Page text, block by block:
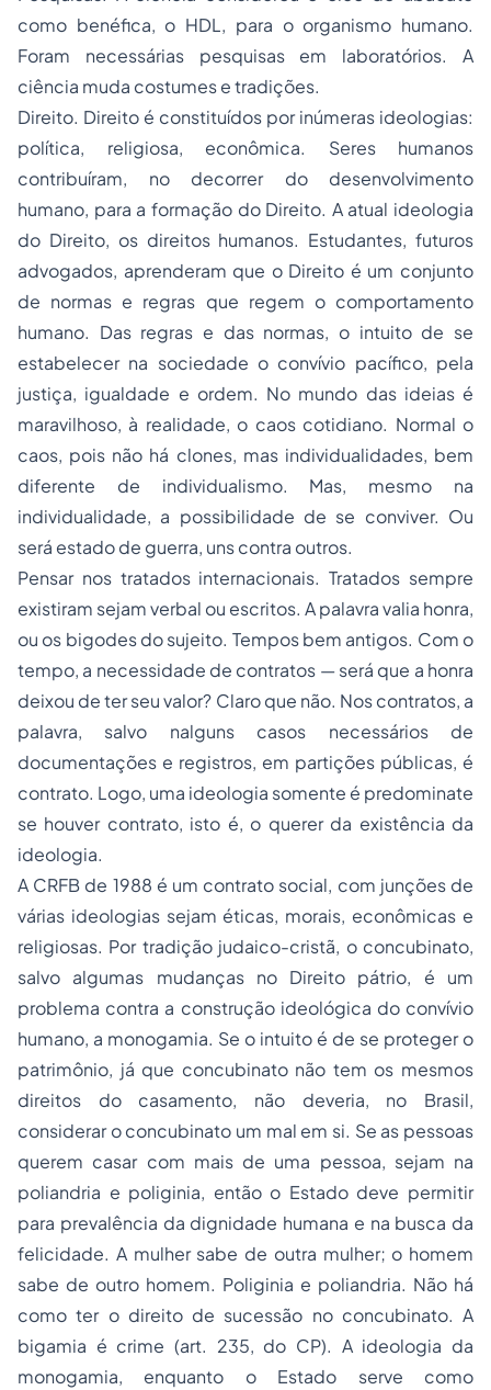
como benéfica, o HDL, para o organismo humano.
Foram necessárias pesquisas em laboratórios. A
ciência muda costumes e tradições.
Direito. Direito é constituídos por inúmeras ideologias:
política, religiosa, econômica. Seres humanos
contribuíram, no decorrer do desenvolvimento
humano, para a formação do Direito. A atual ideologia
do Direito, os direitos humanos. Estudantes, futuros
advogados, aprenderam que o Direito é um conjunto
de normas e regras que regem o comportamento
humano. Das regras e das normas, o intuito de se
estabelecer na sociedade o convívio pacífico, pela
justiça, igualdade e ordem. No mundo das ideiasé
maravilhoso, à realidade, o caos cotidiano. Normal o
caos, pois não há clones, mas individualidades, bem
diferente de individualismo. Mas, mesmo na
individualidade, a possibilidade de se conviver. Ou
será estado de guerra, uns contra outros.
Pensar nos tratados internacionais. Tratados sempre
existiram sejam verbal ou escritos. A palavra valia honra,
ou os bigodes do sujeito. Tempos bem antigos. Com o
tempo, a necessidade de contratos — será que a honra
deixou de ter seu valor? Claro que não. Nos contratos, a
palavra, salvo nalguns casos necessários de
documentações e registros, em partições públicas, é
contrato. Logo, uma ideologia somente é predominate
se houver contrato, isto é, o querer da existência da
ideologia.
A CRFB de 1988 é um contrato social, com junções de
várias ideologias sejam éticas, morais, econômicas e
religiosas. Por tradição judaico-cristã, o concubinato,
salvo algumas mudanças no Direito pátrio, é um
problema contra a construção ideológica do convívio
humano, a monogamia. Se o intuito é de se proteger o
patrimônio, já que concubinato não tem os mesmos
direitos do casamento, não deveria, no Brasil,
considerar o concubinato um mal em si. Se as pessoas
querem casar com mais de uma pessoa, sejam na
poliandria e poliginia, então o Estado deve permitir
para prevalência da dignidade humana e na busca da
felicidade. A mulher sabe de outra mulher; o homem
sabe de outro homem. Poliginia e poliandria. Não há
como ter o direito de sucessão no concubinato. A
bigamia é crime (art. 235, do CP). A ideologia da
monogamia, enquanto o Estado serve como